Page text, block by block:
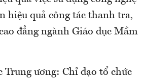
hiệu quả công tác thanh tra,
đẳng ngành Giáo dục Mầm
ương: Chỉ đạo tổ chức